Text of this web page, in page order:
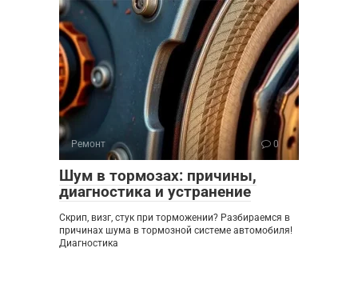
Ремонт 0
Шум в тормозах: причины,
диагностика и устранение
Скрип, визг, стук при торможении? Разбираемся в
причинах шума в тормозной системе автомобиля!
Диагностика